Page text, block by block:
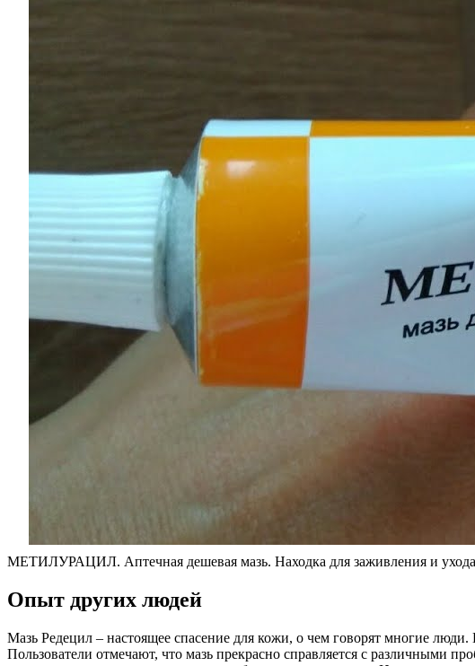
МЕТИЛУРАЦИЛ. Аптечная дешевая мазь. Находка для заживления и ухода
Опыт других людей
Мазь Редецил – настоящее спасение для кожи, о чем говорят многие
Пользователи отмечают, что мазь прекрасно справляется с различными